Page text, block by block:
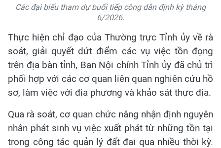
Các đại biểu tham dự buổi tiếp công dân định kỳ tháng
6/2026.
Thực hiện chỉ đạo của Thường trực Tỉnh ủy về rà
soát, giải quyết dứt điểm các vụ việc tồn đọng
trên địa bàn tỉnh, Ban Nội chính Tỉnh ủy đã chủ trì
phối hợp với các cơ quan liên quan nghiên cứu hồ
sơ, làm việc với địa phương và khảo sát thực địa.
Qua rà soát, cơ quan chức năng nhận định nguyên
nhân phát sinh vụ việc xuất phát từ những tồn tại
trong công tác quản lý đất đai qua nhiều thời kỳ.